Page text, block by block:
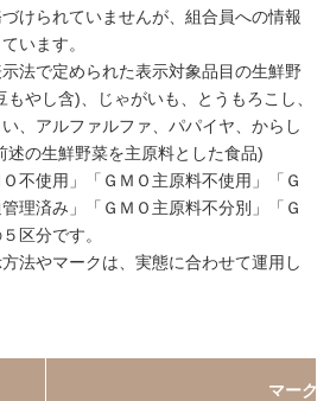
けられていませんが、組合員への情報
います。
法で定められた表示対象品目の生鮮野
やし含)、じゃがいも、とうもろこし、
、アルファルファ、パパイヤ、からし
述の生鮮野菜を主原料とした食品)
不使用」「ＧＭＯ主原料不使用」「Ｇ
理済み」「ＧＭＯ主原料不分別」「Ｇ
区分です。
法やマークは、実態に合わせて運用し
マーク